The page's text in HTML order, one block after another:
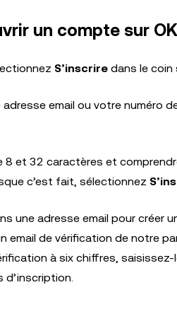
un compte sur
S’inscrire dans le coin
email ou votre numéro
et 32 caractères et
c’est fait, sélectionnez
une adresse email pour créer
email de vérification de notre
à six chiffres,
d’inscription.